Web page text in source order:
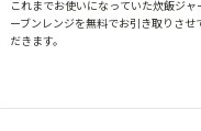
これまでお使いになっていた炊飯ジャ
ーブンレンジを無料でお引き取りさせ
だきます。